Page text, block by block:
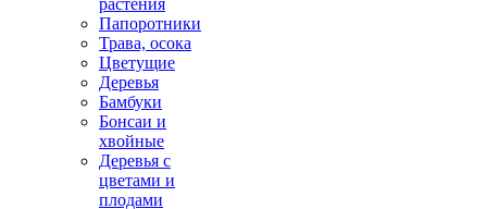
растения
Папоротники
Трава, осока
Цветущие
Деревья
Бамбуки
Бонсаи и
хвойные
Деревья с
цветами и
плодами